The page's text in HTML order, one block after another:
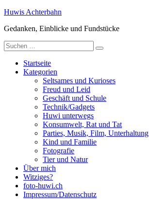
Zum
springen
Huwis Achterbahn
Gedanken, Einblicke und Fundstücke
Suche
nach:
Startseite
Kategorien
Seltsames und Kurioses
Freud und Leid
Geschäft und Schule
Technik/Gadgets
Huwi unterwegs
Konsumwelt, Rat und Tat
Parties, Musik, Film, Unterhaltung
Kind und Familie
Fotografie
Tier und Natur
Über mich
Witziges?
foto-huwi.ch
Impressum/Datenschutz